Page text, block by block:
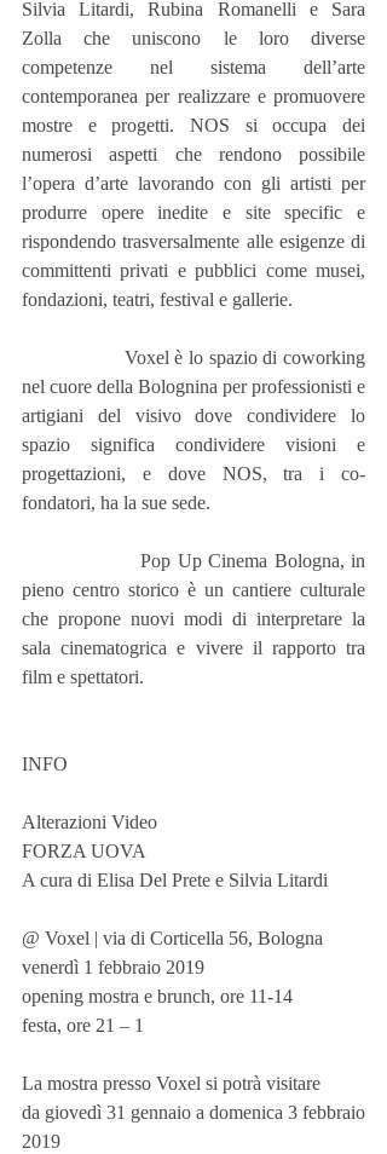
Silvia Litardi, Rubina Romanelli e Sara
Zolla che uniscono le loro diverse
competenze nel sistema dell’arte
contemporanea per realizzare e promuovere
mostre e progetti. NOS si occupa dei
numerosi aspetti che rendono possibile
l’opera d’arte lavorando con gli artisti per
produrre opere inedite e site specific e
rispondendo trasversalmente alle esigenze di
committenti privati e pubblici come musei,
fondazioni, teatri, festival e gallerie.
nel cuore della Bolognina per professionisti e
artigiani del visivo dove condividere lo
spazio significa condividere visioni e
progettazioni, e dove NOS, tra i co-
fondatori, ha la sue sede.
                  Pop Up Cinema Bologna, in
pieno centro storico è un cantiere culturale
che propone nuovi modi di interpretare la
sala cinematogrica e vivere il rapporto tra
film e spettatori.
INFO
Alterazioni Video
FORZA UOVA
A cura di Elisa Del Prete e Silvia Litardi
@ Voxel | via di Corticella 56, Bologna
venerdì 1 febbraio 2019
opening mostra e brunch, ore 11-14
festa, ore 21 – 1
La mostra presso Voxel si potrà visitare
da giovedì 31 gennaio a domenica 3 febbraio
2019